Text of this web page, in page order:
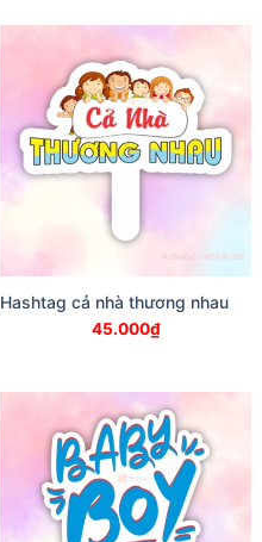
Hashtag cả nhà thương nhau
45.000₫